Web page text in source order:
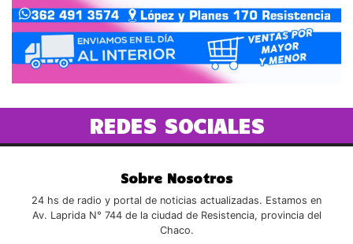
REDES SOCIALES
Sobre Nosotros
24 hs de radio y portal de noticias actualizadas. Estamos en
Av. Laprida N° 744 de la ciudad de Resistencia, provincia del
Chaco.